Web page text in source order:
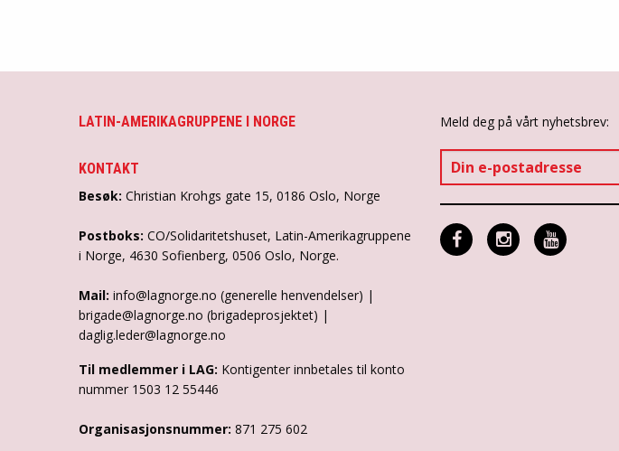
LATIN-AMERIKAGRUPPENE I NORGE
KONTAKT
Besøk: Christian Krohgs gate 15, 0186 Oslo, Norge
Postboks: CO/Solidaritetshuset, Latin-Amerikagruppene
i Norge, 4630 Sofienberg, 0506 Oslo, Norge.
Mail: info@lagnorge.no (generelle henvendelser) |
brigade@lagnorge.no (brigadeprosjektet) |
daglig.leder@lagnorge.no
Til medlemmer i LAG: Kontigenter innbetales til konto
nummer 1503 12 55446
Organisasjonsnummer: 871 275 602
Meld deg på vårt nyhetsbrev: